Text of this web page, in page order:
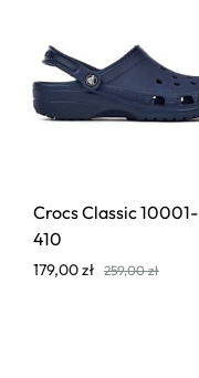
Crocs Classic 10001-
410
179,00zł 259,00zł